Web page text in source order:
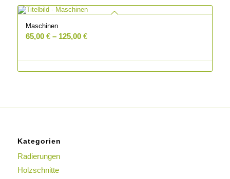
Maschinen
65,00 €– 125,00 €
Kategorien
Radierungen
Holzschnitte